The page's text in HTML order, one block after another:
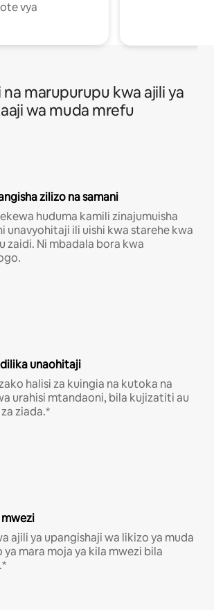
vya
marupurupu kwa ajili ya
wa muda mrefu
zilizo na samani
huduma kamili zinajumuisha
unavyohitaji ili uishi kwa starehe kwa
zaidi. Ni mbadala bora kwa
unaohitaji
halisi za kuingia na kutoka na
urahisi mtandaoni, bila kujizatiti au
ziada.*
mwezi
ajili ya upangishaji wa likizo ya muda
mara moja ya kila mwezi bila